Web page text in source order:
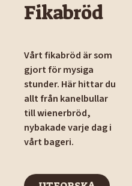
Fikabröd
Vårt fikabröd är som
gjort för mysiga
stunder. Här hittar du
allt från kanelbullar
till wienerbröd,
nybakade varje dag i
vårt bageri.
UTFORSKA